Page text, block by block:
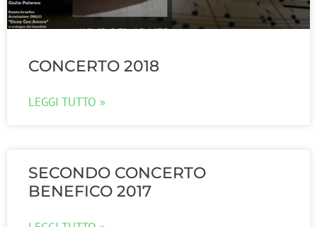
CONCERTO 2018
LEGGI TUTTO »
SECONDO CONCERTO
BENEFICO 2017